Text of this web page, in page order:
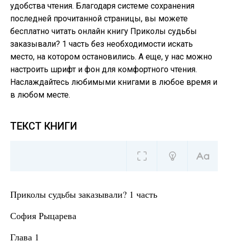
удобства чтения. Благодаря системе сохранения
последней прочитанной страницы, вы можете
бесплатно читать онлайн книгу Приколы судьбы
заказывали? 1 часть без необходимости искать
место, на котором остановились. А еще, у нас можно
настроить шрифт и фон для комфортного чтения.
Наслаждайтесь любимыми книгами в любое время и
в любом месте.
ТЕКСТ КНИГИ
Приколы судьбы заказывали? 1 часть
София Рыцарева
Глава 1